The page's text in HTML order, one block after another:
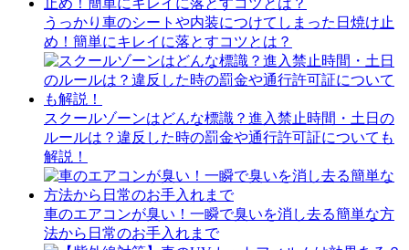
うっかり車のシートや内装につけてしまった日焼け止
め！簡単にキレイに落とすコツとは？
スクールゾーンはどんな標識？進入禁止時間・土日の
ルールは？違反した時の罰金や通行許可証についても
解説！
車のエアコンが臭い！一瞬で臭いを消し去る簡単な方
法から日常のお手入れまで